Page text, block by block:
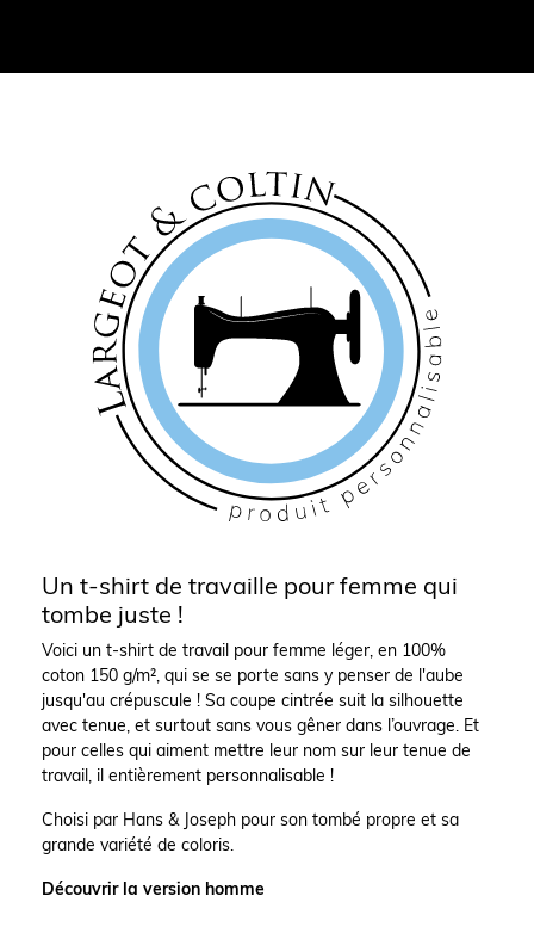
Un t-shirt de travaille pour femme qui
tombe juste !
Voici un t-shirt de travail pour femme léger, en 100%
coton 150 g/m², qui se se porte sans y penser de l'aube
jusqu'au crépuscule ! Sa coupe cintrée suit la silhouette
avec tenue, et surtout sans vous gêner dans l’ouvrage. Et
pour celles qui aiment mettre leur nom sur leur tenue de
travail, il entièrement personnalisable !
Choisi par Hans & Joseph pour son tombé propre et sa
grande variété de coloris.
Découvrir la version homme